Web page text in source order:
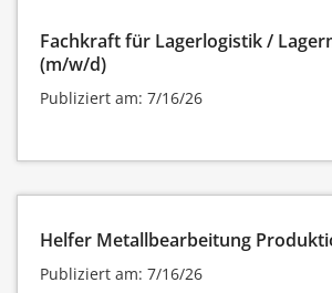
Fachkraft für Lagerlogistik /
(m/w/d)
Publiziert am: 7/16/26
Helfer Metallbearbeitung
Publiziert am: 7/16/26